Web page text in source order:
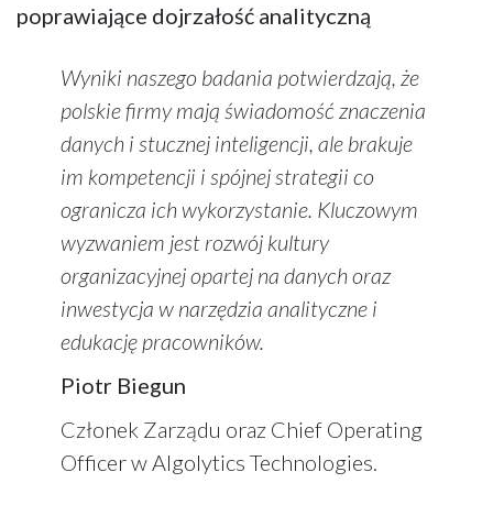
poprawiające dojrzałość analityczną
Wyniki naszego badania potwierdzają, że
polskie firmy mają świadomość znaczenia
danych i stucznej inteligencji, ale brakuje
im kompetencji i spójnej strategii co
ogranicza ich wykorzystanie. Kluczowym
wyzwaniem jest rozwój kultury
organizacyjnej opartej na danych oraz
inwestycja w narzędzia analityczne i
edukację pracowników.
Piotr Biegun
Członek Zarządu oraz Chief Operating
Officer w Algolytics Technologies.